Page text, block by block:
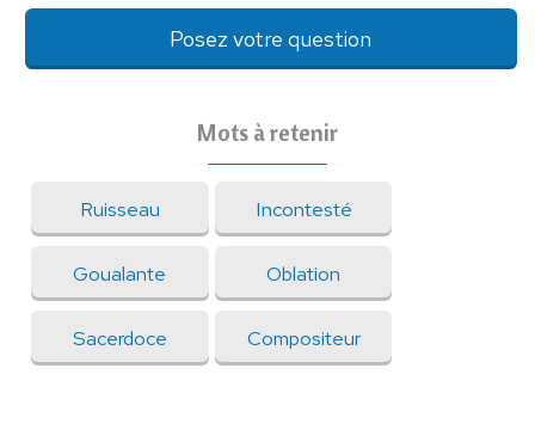
Posez votre question
Mots à retenir
Ruisseau Incontesté
Goualante Oblation
Sacerdoce Compositeur